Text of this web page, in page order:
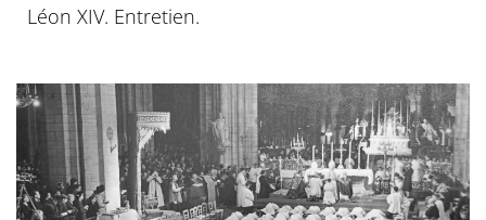
Léon XIV. Entretien.